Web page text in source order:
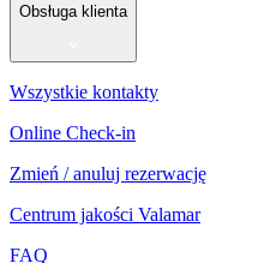
Obsługa klienta
Wszystkie kontakty
Online Check-in
Zmień / anuluj rezerwację
Centrum jakości Valamar
FAQ